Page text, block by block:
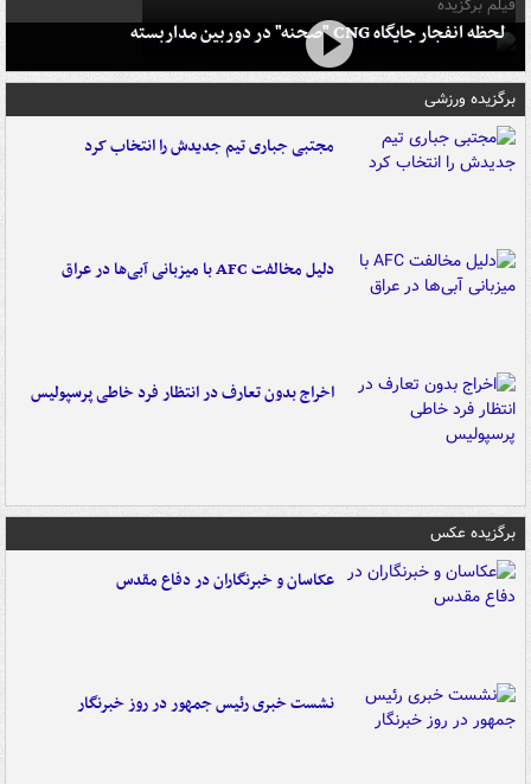
فیلم برگزیده
لحظه انفجار جایگاه CNG "صحنه" در دوربین مداربسته
برگزیده ورزشی
مجتبی جباری تیم جدیدش را انتخاب کرد
دلیل مخالفت AFC با میزبانی آبی‌ها در عراق
اخراج بدون تعارف در انتظار فرد خاطی پرسپولیس
برگزیده عکس
عکاسان و خبرنگاران در دفاع مقدس
نشست خبری رئیس جمهور در روز خبرنگار